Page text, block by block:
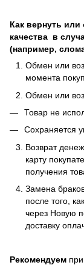
Как вернуть
качества в
(например,
Обмен или
момента
Обмен или
Товар не
Сохраняется
Возврат
карту
получения
Замена
после того,
через Новую
доставку
Рекомендуем